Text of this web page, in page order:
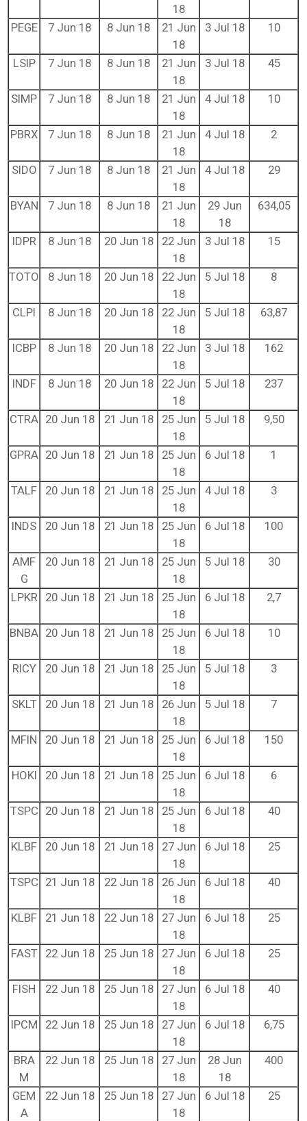
18
PEGE
7 Jun 18 8 Jun 18
21 Jun
18
3 Jul 18 10
LSIP 7 Jun 18 8 Jun 18
21 Jun
18
3 Jul 18 45
SIMP 7 Jun 18 8 Jun 18
21 Jun
18
4 Jul 18 10
PBRX 7 Jun 18 8 Jun 18
21 Jun
18
4 Jul 18 2
SIDO 7 Jun 18 8 Jun 18
21 Jun
18
4 Jul 18 29
BYAN 7 Jun 18 8 Jun 18
21 Jun
18
29 Jun
18
634,05
IDPR 8 Jun 18 20 Jun 18
22 Jun
18
3 Jul 18 15
TOTO 8 Jun 18 20 Jun 18
22 Jun
18
5 Jul 18 8
CLPI 8 Jun 18 20 Jun 18
22 Jun
18
5 Jul 18 63,87
ICBP 8 Jun 18 20 Jun 18
22 Jun
18
3 Jul 18 162
INDF 8 Jun 18 20 Jun 18
22 Jun
18
5 Jul 18 237
CTRA 20 Jun 18 21 Jun 18
25 Jun
18
5 Jul 18 9,50
GPRA 20 Jun 18 21 Jun 18
25 Jun
18
6 Jul 18 1
TALF 20 Jun 18 21 Jun 18
25 Jun
18
4 Jul 18 3
INDS 20 Jun 18 21 Jun 18
25 Jun
18
6 Jul 18 100
AMF
G
20 Jun 18 21 Jun 18
25 Jun
18
5 Jul 18 30
LPKR 20 Jun 18 21 Jun 18
25 Jun
18
6 Jul 18 2,7
BNBA 20 Jun 18 21 Jun 18
25 Jun
18
6 Jul 18 10
RICY 20 Jun 18 21 Jun 18
25 Jun
18
5 Jul 18 3
SKLT 20 Jun 18 21 Jun 18
26 Jun
18
5 Jul 18 7
MFIN 20 Jun 18 21 Jun 18
25 Jun
18
6 Jul 18 150
HOKI 20 Jun 18 21 Jun 18
25 Jun
18
6 Jul 18 6
TSPC 20 Jun 18 21 Jun 18
25 Jun
18
6 Jul 18 40
KLBF 20 Jun 18 21 Jun 18
27 Jun
18
6 Jul 18 25
TSPC 21 Jun 18 22 Jun 18
26 Jun
18
6 Jul 18 40
KLBF 21 Jun 18 22 Jun 18
27 Jun
18
6 Jul 18 25
FAST 22 Jun 18 25 Jun 18
27 Jun
18
6 Jul 18 25
FISH 22 Jun 18 25 Jun 18
27 Jun
18
6 Jul 18 40
IPCM 22 Jun 18 25 Jun 18
27 Jun
18
6 Jul 18 6,75
BRA
M
22 Jun 18 25 Jun 18
27 Jun
18
28 Jun
18
400
GEM
A
22 Jun 18 25 Jun 18
27 Jun
18
6 Jul 18 25